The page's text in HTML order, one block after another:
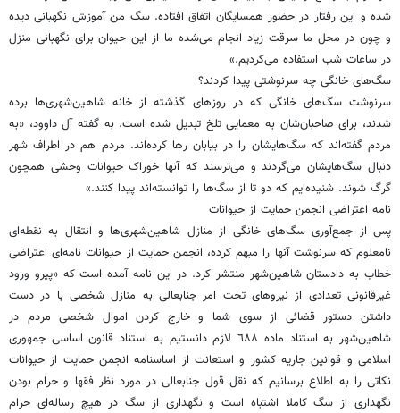
شده و این رفتار در حضور همسایگان اتفاق افتاده. سگ من آموزش نگهبانی دیده
و چون در محل ما سرقت زیاد انجام می‌شده ما از این حیوان برای نگهبانی منزل
در ساعات شب استفاده می‌کردیم.»
سگ‌های خانگی چه سرنوشتی پیدا کردند؟
سرنوشت سگ‌های خانگی که در روزهای گذشته از خانه شاهین‌شهری‌ها برده
شدند، برای صاحبان‌شان به معمایی تلخ تبدیل شده است. به گفته آل داوود، «به
مردم گفته‌اند که سگ‌هایشان را در بیابان رها کرده‌اند. مردم هم در اطراف شهر
دنبال سگ‌هایشان می‌گردند و می‌ترسند که آنها خوراک حیوانات وحشی همچون
گرگ شوند. شنیده‌ایم که دو تا از سگ‌ها را توانسته‌اند پیدا کنند.»
نامه اعتراضی انجمن حمایت از حیوانات
پس از جمع‌آوری سگ‌های خانگی از منازل شاهین‌شهری‌ها و انتقال به نقطه‌ای
نامعلوم که سرنوشت آنها را مبهم کرده، انجمن حمایت از حیوانات نامه‌ای اعتراضی
خطاب به دادستان شاهین‌شهر منتشر کرد. در این نامه آمده است که «پیرو ورود
غیرقانونی تعدادی از نیروهای تحت امر جنابعالی به منازل شخصی با در دست
داشتن دستور قضائی از سوی شما و خارج کردن اموال شخصی مردم در
شاهین‌شهر به استناد ماده ٦٨٨ لازم دانستیم به استناد قانون اساسی جمهوری
اسلامی و قوانین جاریه کشور و استعانت از اساسنامه انجمن حمایت از حیوانات
نکاتی را به اطلاع برسانیم که نقل قول جنابعالی در مورد نظر فقها و حرام بودن
نگهداری از سگ کاملا اشتباه است و نگهداری از سگ در هیچ رساله‌ای حرام